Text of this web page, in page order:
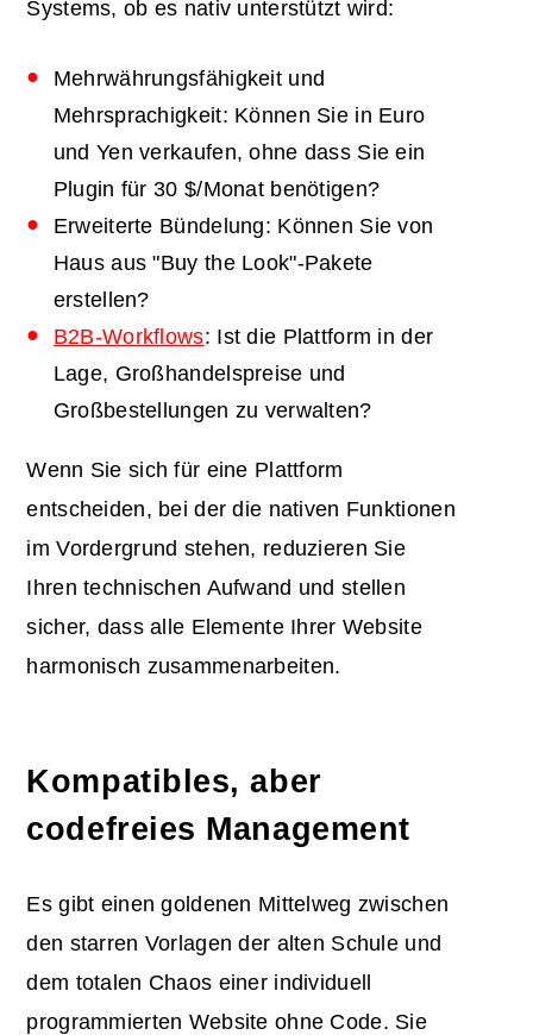
Systems, ob es nativ unterstützt wird:
Mehrwährungsfähigkeit und
Mehrsprachigkeit: Können Sie in Euro
und Yen verkaufen, ohne dass Sie ein
Plugin für 30 $/Monat benötigen?
Erweiterte Bündelung: Können Sie von
Haus aus "Buy the Look"-Pakete
erstellen?
B2B-Workflows: Ist die Plattform in der
Lage, Großhandelspreise und
Großbestellungen zu verwalten?
Wenn Sie sich für eine Plattform
entscheiden, bei der die nativen Funktionen
im Vordergrund stehen, reduzieren Sie
Ihren technischen Aufwand und stellen
sicher, dass alle Elemente Ihrer Website
harmonisch zusammenarbeiten.
Kompatibles, aber
codefreies Management
Es gibt einen goldenen Mittelweg zwischen
den starren Vorlagen der alten Schule und
dem totalen Chaos einer individuell
programmierten Website ohne Code. Sie